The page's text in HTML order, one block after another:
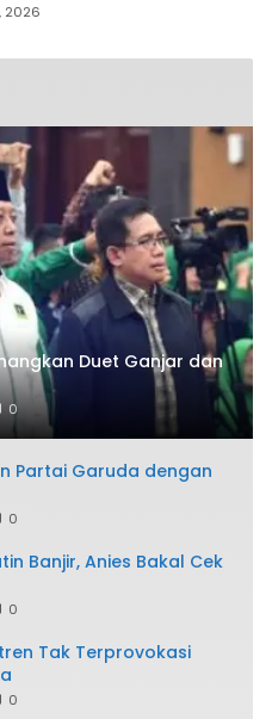
2026
Duet Ganjar dan
0
Partai Garuda dengan
0
Banjir, Anies Bakal Cek
0
Tak Terprovokasi
0